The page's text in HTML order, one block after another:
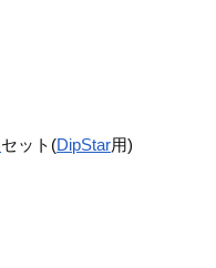
セット(DipStar用)